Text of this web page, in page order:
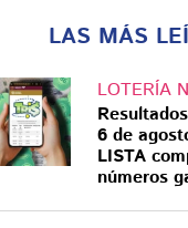
LAS MÁS
LOTERÍA
6 de
LISTA
números